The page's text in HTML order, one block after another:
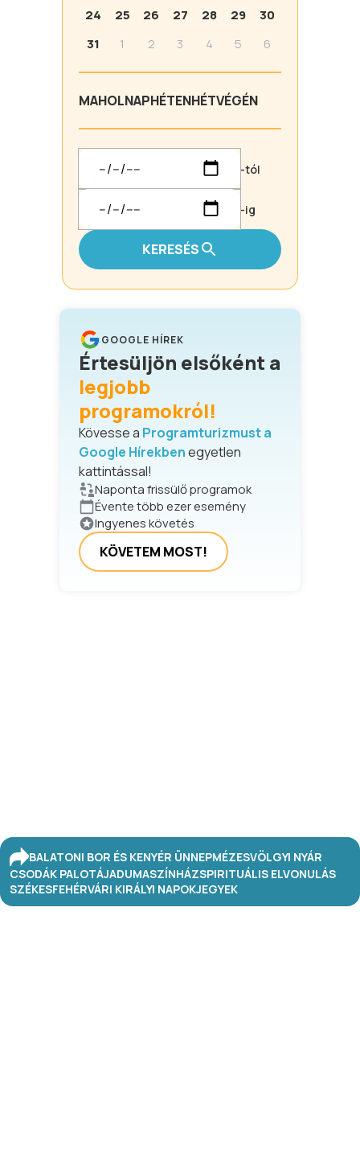
24 25 26 27 28 29
30
31
1 2 3 4 5 6
MAHOLNAPHÉTENHÉTVÉGÉN
-tól
-ig
KERESÉS
GOOGLE HÍREK
Értesüljön elsőként a
legjobb
programokról!
Kövesse a Programturizmust a
Google Hírekbenegyetlen
kattintással!
Naponta frissülő programok
Évente több ezer esemény
Ingyenes követés
KÖVETEM MOST!
BALATONI BOR ÉS KENYÉR ÜNNEPMÉZESVÖLGYI NYÁR
CSODÁK PALOTÁJADUMASZÍNHÁZSPIRITUÁLIS ELVONULÁS
SZÉKESFEHÉRVÁRI KIRÁLYI NAPOKJEGYEK